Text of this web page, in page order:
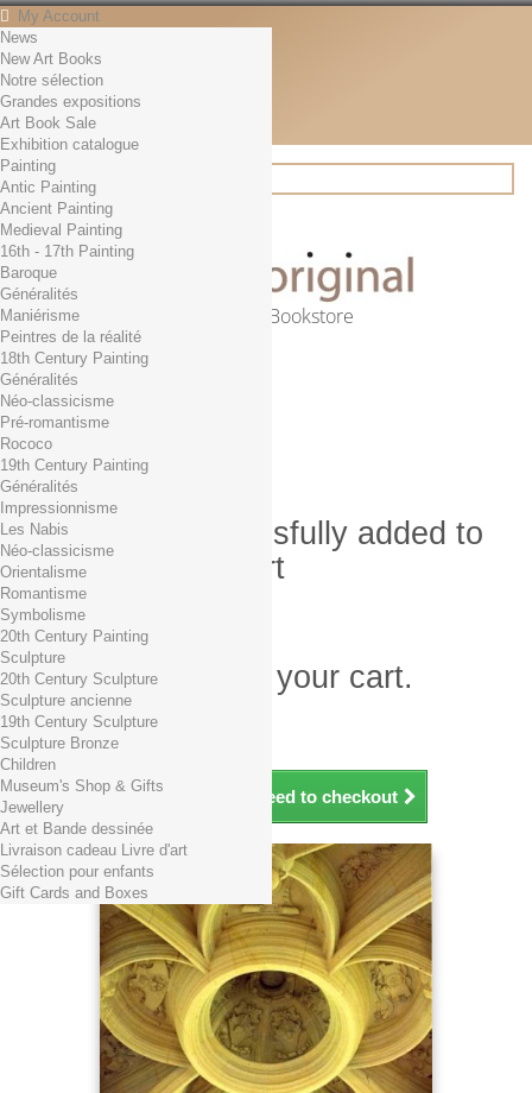
My Account
Contact
English
English
Français
News
Search
Online Art Bookstore
Cart (empty)
No products
Free shipping!
0,00 € Total
Check out
Product successfully added to
your shopping cart
Quantity
Total
There is 1 item in your cart.
Total products (tax incl.)
Total shipping TTC
Total (tax incl.)
Continue shopping Proceed to checkout
News
New Art Books
Notre sélection
Grandes expositions
Art Book Sale
Exhibition catalogue
Painting
Antic Painting
Ancient Painting
Medieval Painting
16th - 17th Painting
Baroque
Généralités
Maniérisme
Peintres de la réalité
18th Century Painting
Généralités
Néo-classicisme
Pré-romantisme
Rococo
19th Century Painting
Généralités
Impressionnisme
Les Nabis
Néo-classicisme
Orientalisme
Romantisme
Symbolisme
20th Century Painting
Sculpture
20th Century Sculpture
Sculpture ancienne
19th Century Sculpture
Sculpture Bronze
Children
Museum's Shop & Gifts
Jewellery
Art et Bande dessinée
Livraison cadeau Livre d'art
Sélection pour enfants
Gift Cards and Boxes